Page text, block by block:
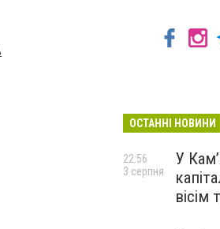
ОСТАННІ НОВИНИ
У
вісім
22:56
3 серпня